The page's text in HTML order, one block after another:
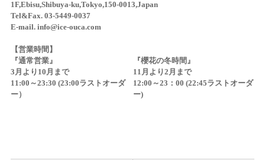
1F,Ebisu,Shibuya-ku,Tokyo,150-0013,Japan
Tel&Fax. 03-5449-0037
E-mail. info@ice-ouca.com
【営業時間】
『通常営業』
3月より10月まで
11:00～23:30 (23:00ラストオーダ
ー）
『櫻花の冬時間』
11月より2月まで
12:00～23：00 (22:45ラストオーダ
ー)